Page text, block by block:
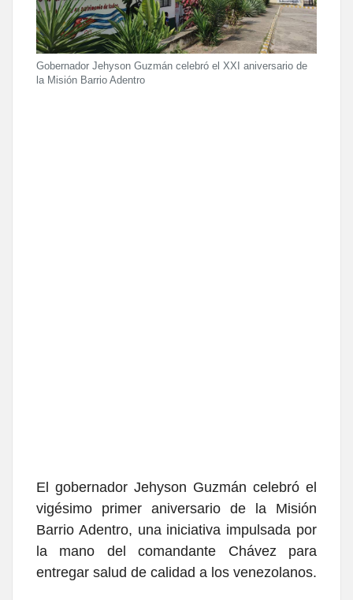
Gobernador Jehyson Guzmán celebró el XXI aniversario de
la Misión Barrio Adentro
El gobernador Jehyson Guzmán celebró el
vigésimo primer aniversario de la Misión
Barrio Adentro, una iniciativa impulsada por
la mano del comandante Chávez para
entregar salud de calidad a los venezolanos.